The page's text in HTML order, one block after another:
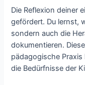
Die Reflexion deiner
gefördert. Du lernst,
sondern auch die
dokumentieren.
pädagogische
die Bedürfnisse der